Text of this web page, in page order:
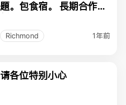
題。包食宿。 長期合作關
Richmond 1年前
请各位特别小心